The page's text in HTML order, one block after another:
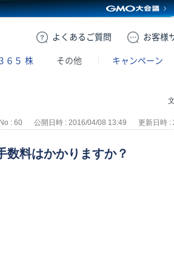
よくある ご質問 お客様
６５ 株 その他 キャンペーン
No : 60 公開日時 : 2016/04/08 13:49 更新日時 :
数料はかかりますか？